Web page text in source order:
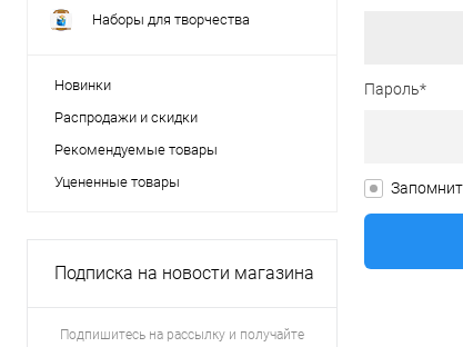
Наборы для творчества
Новинки
Распродажи и скидки
Рекомендуемые товары
Уцененные товары
Подписка на новости магазина
Подпишитесь на рассылку и получайте
Пароль*